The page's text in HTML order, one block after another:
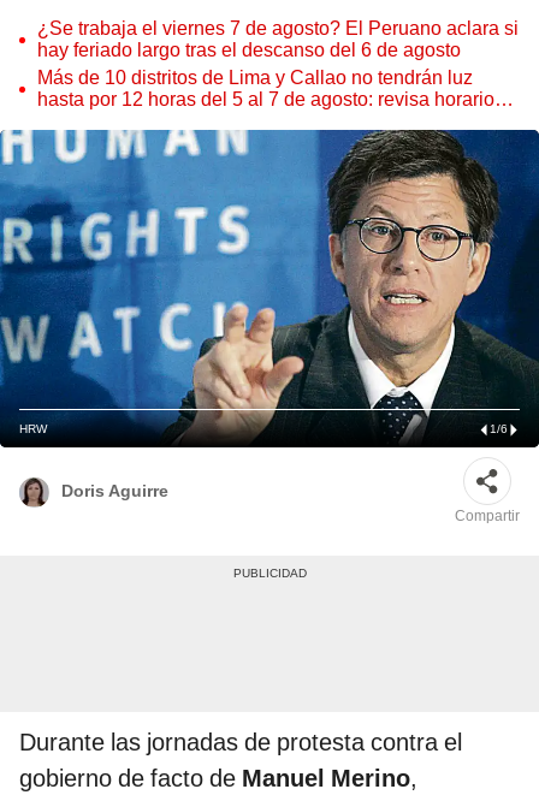
¿Se trabaja el viernes 7 de agosto? El Peruano aclara si
hay feriado largo tras el descanso del 6 de agosto
Más de 10 distritos de Lima y Callao no tendrán luz
hasta por 12 horas del 5 al 7 de agosto: revisa horarios y
HRW 1/6
Doris Aguirre
Compartir
Durante las jornadas de protesta contra el
gobierno de facto de Manuel Merino,